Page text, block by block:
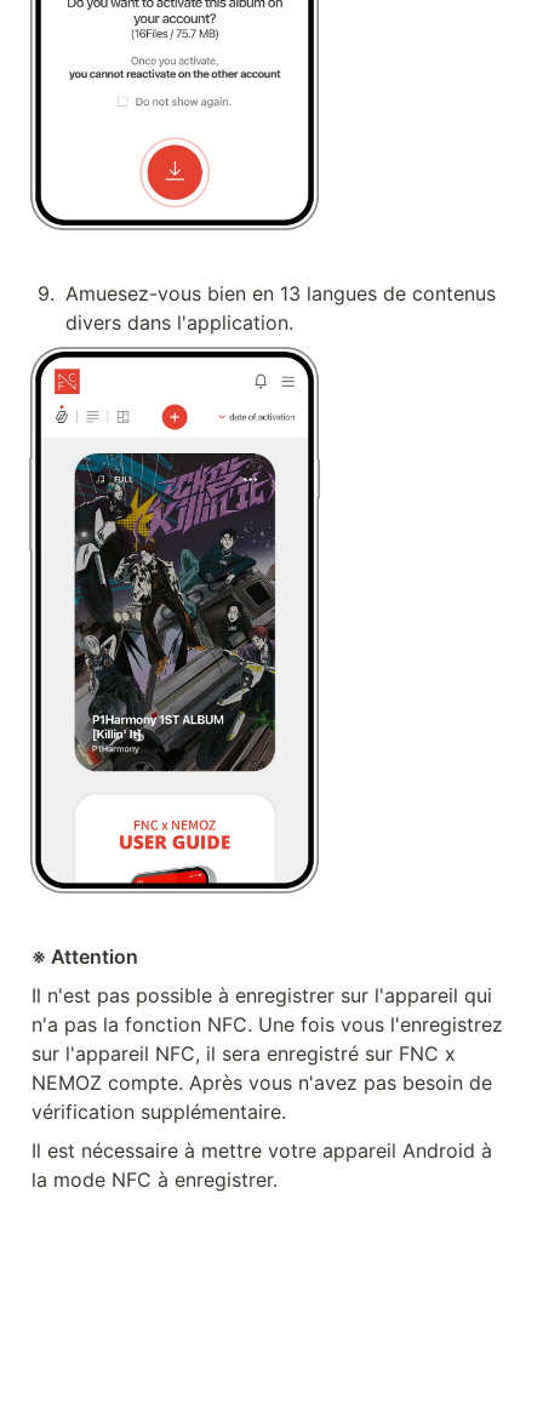
9. Amuesez-vous bien en 13 langues de contenus
divers dans l'application.
※ Attention
Il n'est pas possible à enregistrer sur l'appareil qui
n'a pas la fonction NFC. Une fois vous l'enregistrez
sur l'appareil NFC, il sera enregistré sur FNC x
NEMOZ compte. Après vous n'avez pas besoin de
vérification supplémentaire.
Il est nécessaire à mettre votre appareil Android à
la mode NFC à enregistrer.